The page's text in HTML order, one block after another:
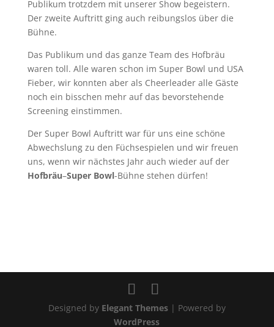
Publikum trotzdem mit unserer Show begeistern.
Der zweite Auftritt ging auch reibungslos über die
Bühne.
Das Publikum und das ganze Team des Hofbräu
waren toll. Alle waren schon im Super Bowl und USA
Fieber, wir konnten aber als Cheerleader alle Gäste
noch ein bisschen mehr auf das bevorstehende
Screening einstimmen.
Der Super Bowl Auftritt war für uns eine schöne
Abwechslung zu den Füchsespielen und wir freuen
uns, wenn wir nächstes Jahr auch wieder auf der
Hofbräu–Super Bowl-Bühne stehen dürfen!
Designed by Elegant Themes| Powered by
WordPress